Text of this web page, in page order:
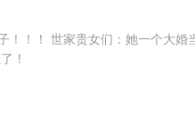
！！ 世家贵女们：她一个大
！